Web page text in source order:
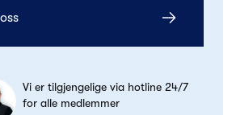
Vi er tilgjengelige via hotline 24/7
for alle medlemmer